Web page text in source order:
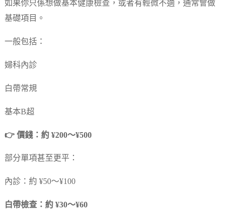
如果你只係想做基本健康檢查，或者有輕微不適，通常會做
基礎項目。
一般包括：
婦科內診
白帶常規
基本B超
👉 價錢：約 ¥200～¥500
部分單項甚至更平：
內診：約 ¥50～¥100
白帶檢查：約 ¥30～¥60